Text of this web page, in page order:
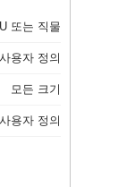
또는 직물
사용자 정의
모든 크기
사용자 정의